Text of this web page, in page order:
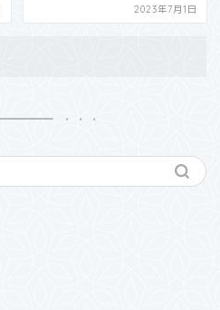
2023年7月1日